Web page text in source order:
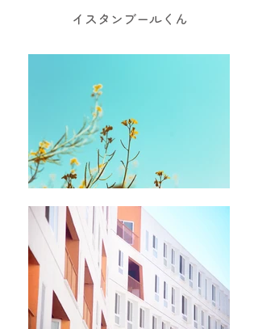
イスタンブールくん